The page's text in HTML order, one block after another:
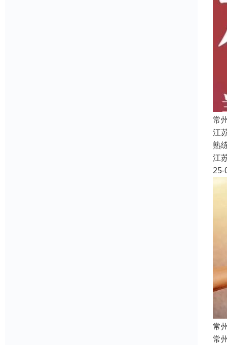
常
江
熟
江
25-
常
常